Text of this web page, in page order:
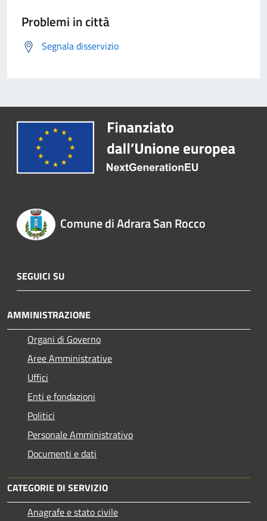
Problemi in città
Segnala disservizio
Comune di Adrara San Rocco
SEGUICI SU
AMMINISTRAZIONE
Organi di Governo
Aree Amministrative
Uffici
Enti e fondazioni
Politici
Personale Amministrativo
Documenti e dati
CATEGORIE DI SERVIZIO
Anagrafe e stato civile